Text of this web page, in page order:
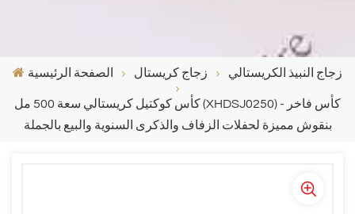
الصفحة الرئيسية زجاج كريستال زجاج النبيذ الكريستالي
كأس كوكتيل كريستالي سعة 500 مل (XHDSJ0250) - كأس فاخر
بنقوش مميزة لحفلات الزفاف والذكرى السنوية والبيع بالجملة